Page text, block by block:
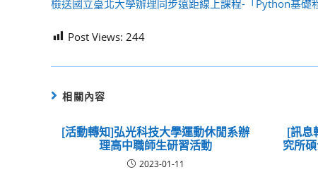
檢送國立臺北大學辦理同步遠距線上課程-「Python基礎
Post Views: 244
相關內容
[活動轉知]弘光科技大學運動休閒系辦
理高中職師生研習活動
2023-01-11
[訊息
究所